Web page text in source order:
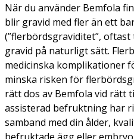
När du använder Bemfola
blir gravid med fler än ett
(”flerbördsgraviditet”,
gravid på naturligt sätt.
medicinska komplikationer
minska risken för
rätt dos av Bemfola vid rätt
assisterad befruktning har
samband med din ålder,